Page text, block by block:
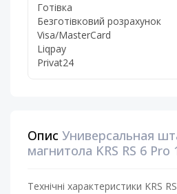
Готівка
Безготівковий розрахунок
Visa/MasterCard
Liqpay
Privat24
Опис Универсальная
магнитола KRS RS 6 Pro
Технічні характеристики KRS